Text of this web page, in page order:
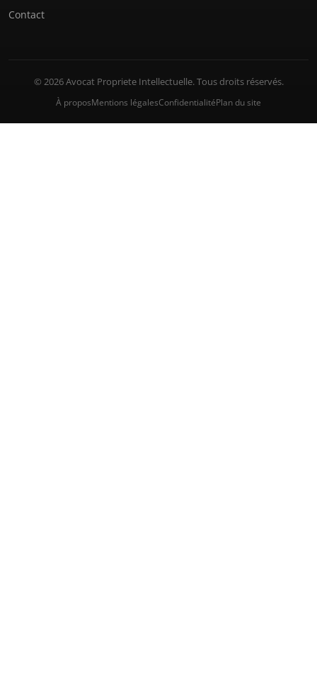
Contact
© 2026 Avocat Propriete Intellectuelle. Tous droits réservés.
À proposMentions légalesConfidentialitéPlan du site